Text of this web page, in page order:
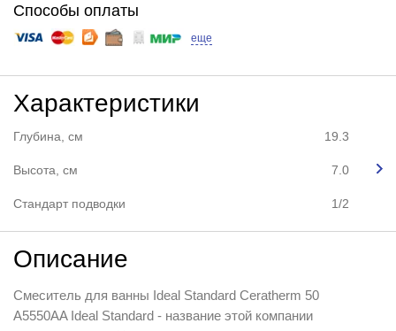
Способы оплаты
еще
Характеристики
Глубина, см 19.3
Высота, см 7.0
Стандарт подводки 1/2
Описание
Смеситель для ванны Ideal Standard Ceratherm 50
A5550AA Ideal Standard - название этой компании